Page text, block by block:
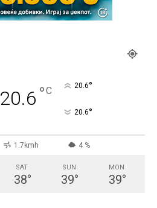
20.6 °C 20.6°
20.6°
1.7kmh 4 %
SAT
38°
SUN
39°
MON
39°